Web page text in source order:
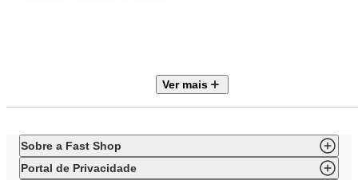
Área magnética para suporte de parafusos na superfície
Ver mais
Sobre a Fast Shop
Portal de Privacidade